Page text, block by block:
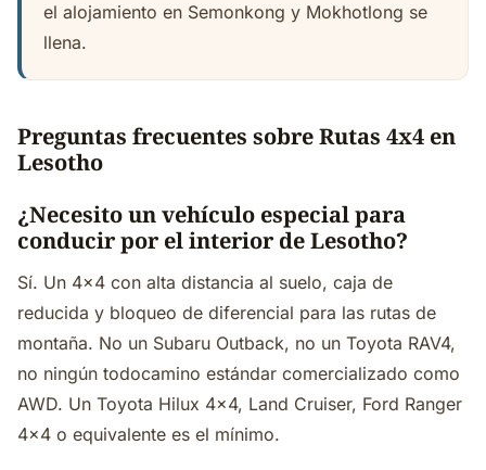
el alojamiento en Semonkong y Mokhotlong se
llena.
Preguntas frecuentes sobre Rutas 4x4 en
Lesotho
¿Necesito un vehículo especial para
conducir por el interior de Lesotho?
Sí. Un 4x4 con alta distancia al suelo, caja de
reducida y bloqueo de diferencial para las rutas de
montaña. No un Subaru Outback, no un Toyota RAV4,
no ningún todocamino estándar comercializado como
AWD. Un Toyota Hilux 4x4, Land Cruiser, Ford Ranger
4x4 o equivalente es el mínimo.